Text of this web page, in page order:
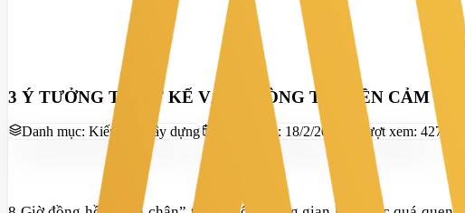
3 Ý TƯỞNG THIẾT KẾ VĂN PHÒNG TRUYỀN CẢM
Danh mục: Kiến trúc xây dựng Ngày đăng: 18/2/2020 Lượt xem: 427